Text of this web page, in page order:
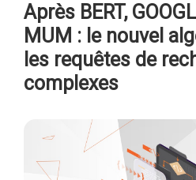
Après BERT,
MUM : le nouvel
les requêtes de
complexes